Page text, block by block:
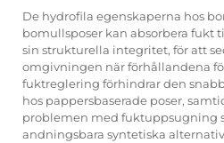
De hydrofila egenskaperna hos
bomullsposer kan absorbera fukt
sin strukturella integritet, för att
omgivningen när förhållandena
fuktreglering förhindrar den
hos pappersbaserade poser,
problemen med fuktuppsugning
andningsbara syntetiska